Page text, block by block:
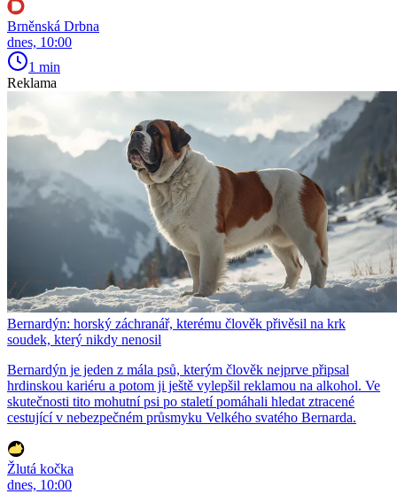
Brněnská Drbna
dnes, 10:00
1 min
Reklama
Bernardýn: horský záchranář, kterému člověk přivěsil na krk
soudek, který nikdy nenosil
Bernardýn je jeden z mála psů, kterým člověk nejprve připsal
hrdinskou kariéru a potom ji ještě vylepšil reklamou na alkohol. Ve
skutečnosti tito mohutní psi po staletí pomáhali hledat ztracené
cestující v nebezpečném průsmyku Velkého svatého Bernarda.
Žlutá kočka
dnes, 10:00